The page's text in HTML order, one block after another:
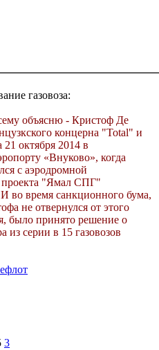
газовоза:
объясню - Кристоф Де
концерна "Total" и
21 октября 2014 в
«Внуково», когда
с аэродромной
проекта "Ямал СПГ"
во время санкционного бума,
не отвернулся от этого
было принято решение о
из серии в 15 газовозов
флот
3